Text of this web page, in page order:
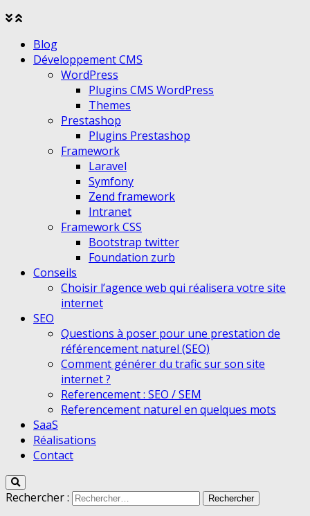
Agrandir
menu
Réduire
menu
Blog
Développement CMS
WordPress
Plugins CMS WordPress
Themes
Prestashop
Plugins Prestashop
Framework
Laravel
Symfony
Zend framework
Intranet
Framework CSS
Bootstrap twitter
Foundation zurb
Conseils
Choisir l’agence web qui réalisera votre site
internet
SEO
Questions à poser pour une prestation de
référencement naturel (SEO)
Comment générer du trafic sur son site
internet ?
Referencement : SEO / SEM
Referencement naturel en quelques mots
SaaS
Réalisations
Contact
Rechercher :